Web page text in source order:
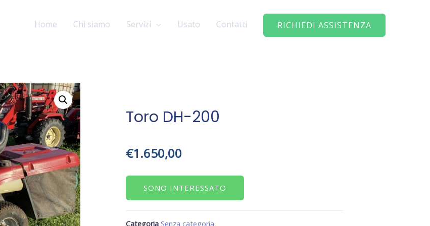
Home Chi siamo Servizi Usato Contatti RICHIEDI ASSISTENZA
Toro DH-200
€1.650,00
SONO INTERESSATO
Categoria Senza categoria